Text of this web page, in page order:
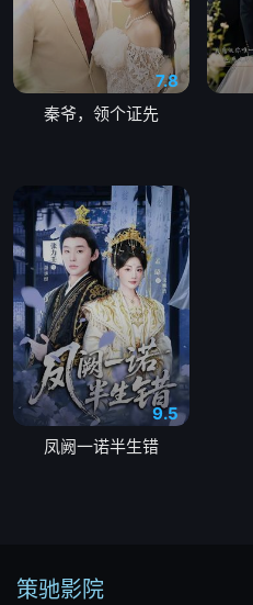
7.8
秦爷，领个证先
9.5
凤阙一诺半生错
策驰影院